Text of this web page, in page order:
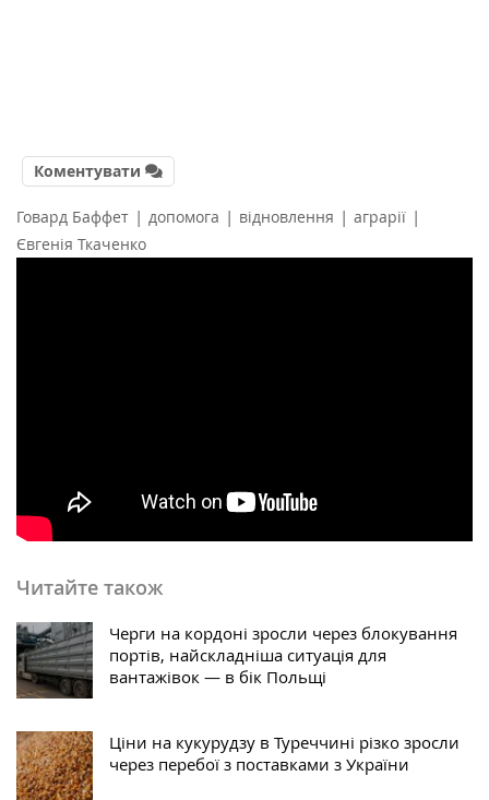
Коментувати
Говард Баффет | допомога | відновлення | аграрії |
Євгенія Ткаченко
Читайте також
Черги на кордоні зросли через блокування
портів, найскладніша ситуація для
вантажівок — в бік Польщі
Ціни на кукурудзу в Туреччині різко зросли
через перебої з поставками з України